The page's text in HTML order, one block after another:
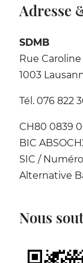
Adresse
SDMB
Rue Caroline
1003
Tél. 076 822
CH80 0839
BIC
SIC /
Alternative
Nous